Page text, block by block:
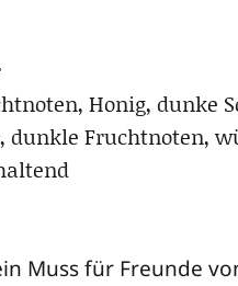
Honig, dun­ke
dunk­le Frucht­no­ten,
Muss für Freun­de